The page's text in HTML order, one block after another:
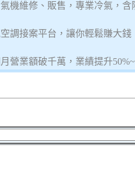
機維修、販售，專業冷氣，
調接案平台，讓你輕鬆賺大
營業額破千萬，業績提升